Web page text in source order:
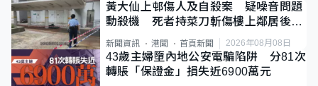
黃大仙上邨傷人及自殺案 疑噪音問題
動殺機 死者持菜刀斬傷樓上鄰居後墮
新聞資訊 港聞 首頁新聞 2026年08月08日
43歲主婦墮內地公安電騙陷阱 分81次
轉賬「保證金」損失近6900萬元